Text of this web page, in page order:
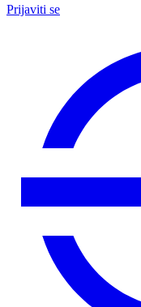
Prijaviti se